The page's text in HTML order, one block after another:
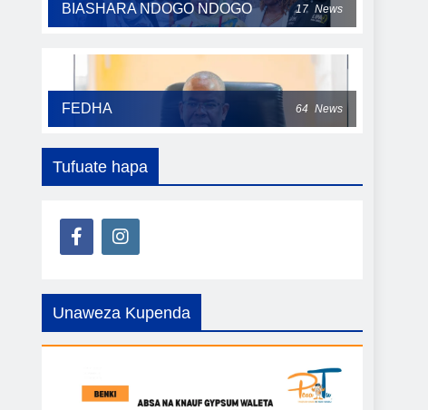
BIASHARA NDOGO NDOGO 17 News
FEDHA 64 News
Tufuate hapa
Unaweza Kupenda